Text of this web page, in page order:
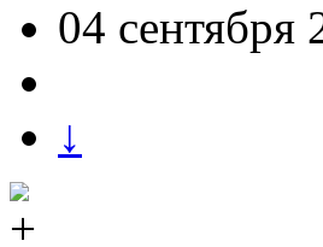
04 сентября
↓